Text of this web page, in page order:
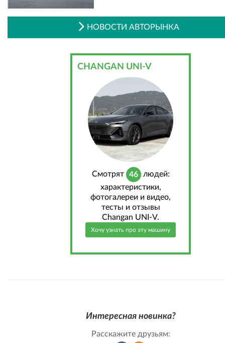
НОВОСТИ АВТОРЫНКА
CHANGAN UNI-V
Cмотрят 46 людей:
характеристики,
фотогалереи и видео,
тесты и отзывы
Changan UNI-V.
Хочу узнать про эту машину
Интересная новинка?
Расскажите друзьям: